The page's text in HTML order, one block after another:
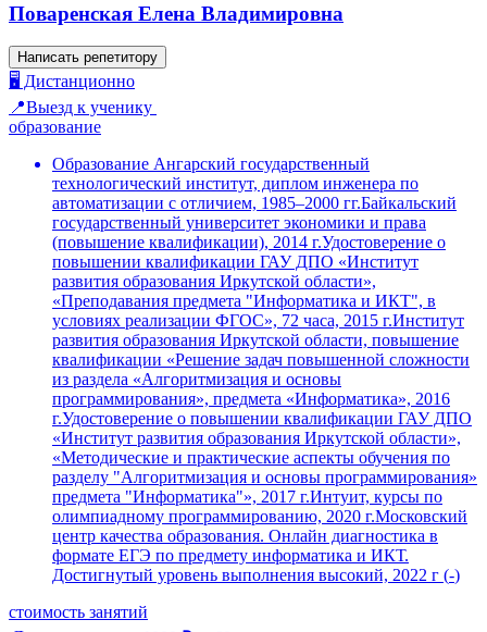
Поваренская Елена Владимировна
Написать репетитору
🖥️ Дистанционно
📍Выезд к ученику
образование
Образование Ангарский государственный
технологический институт, диплом инженера по
автоматизации с отличием, 1985–2000 гг.Байкальский
государственный университет экономики и права
(повышение квалификации), 2014 г.Удостоверение о
повышении квалификации ГАУ ДПО «Институт
развития образования Иркутской области»,
«Преподавания предмета "Информатика и ИКТ", в
условиях реализации ФГОС», 72 часа, 2015 г.Институт
развития образования Иркутской области, повышение
квалификации «Решение задач повышенной сложности
из раздела «Алгоритмизация и основы
программирования», предмета «Информатика», 2016
г.Удостоверение о повышении квалификации ГАУ ДПО
«Институт развития образования Иркутской области»,
«Методические и практические аспекты обучения по
разделу "Алгоритмизация и основы программирования»
предмета "Информатика"», 2017 г.Интуит, курсы по
олимпиадному программированию, 2020 г.Московский
центр качества образования. Онлайн диагностика в
формате ЕГЭ по предмету информатика и ИКТ.
Достигнутый уровень выполнения высокий, 2022 г (-)
стоимость занятий